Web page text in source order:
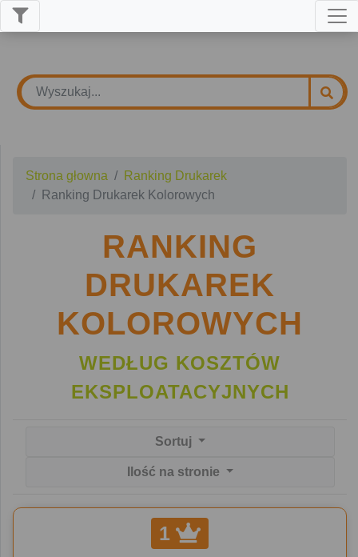
Strona głowna
Ranking Drukarek
Ranking Drukarek Kolorowych
RANKING
DRUKAREK
KOLOROWYCH
WEDŁUG KOSZTÓW
EKSPLOATACYJNYCH
Sortuj
Ilość na stronie
1